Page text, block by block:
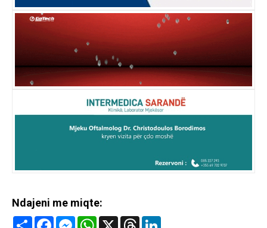
Ndajeni me miqte:
Share FacebookMessenger
WhatsApp
X Threads